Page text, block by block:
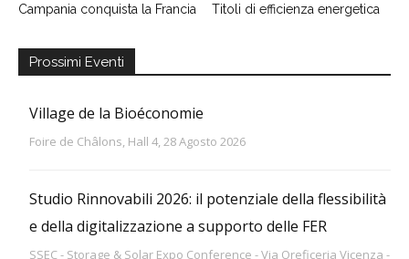
Campania conquista la Francia
Titoli di efficienza energetica
Prossimi Eventi
Village de la Bioéconomie
Foire de Châlons, Hall 4, 28 Agosto 2026
Studio Rinnovabili 2026: il potenziale della flessibilità
e della digitalizzazione a supporto delle FER
SSEC - Storage & Solar Expo Conference - Via Oreficeria Vicenza -